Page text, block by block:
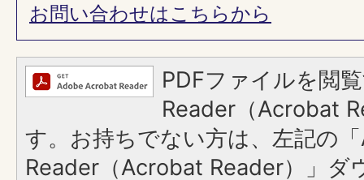
お問い合わせはこちらから
PDFファイルを閲
Reader（Acrobat
す。お持ちでない方は、左記の
Reader（Acrobat Reader）」ダ